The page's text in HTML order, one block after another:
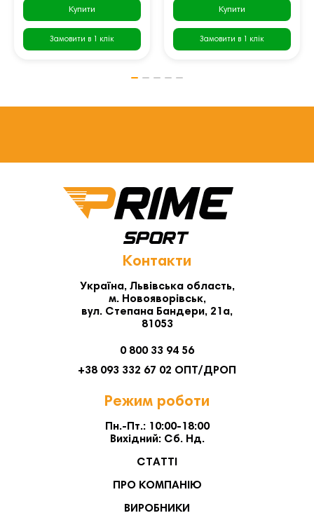
Купити
Замовити в 1 клік
Купити
Замовити в 1 клік
Контакти
Україна, Львівська область,
м. Новояворівськ,
вул. Степана Бандери, 21а,
81053
0 800 33 94 56
+38 093 332 67 02 ОПТ/ДРОП
Режим роботи
Пн.-Пт.: 10:00-18:00
Вихідний: Сб. Нд.
СТАТТІ
ПРО КОМПАНІЮ
ВИРОБНИКИ